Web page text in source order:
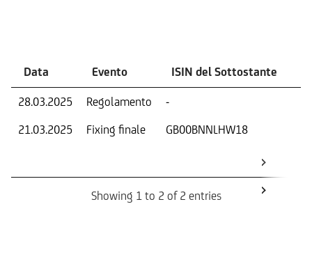
Data Evento ISIN del Sottostante
28.03.2025 Regolamento -
21.03.2025
Fixing finale GB00BNNLHW18
Showing 1 to 2 of 2 entries